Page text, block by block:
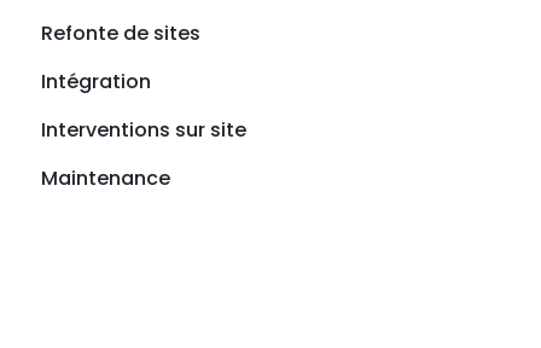
Refonte de sites
Intégration
Interventions sur site
Maintenance